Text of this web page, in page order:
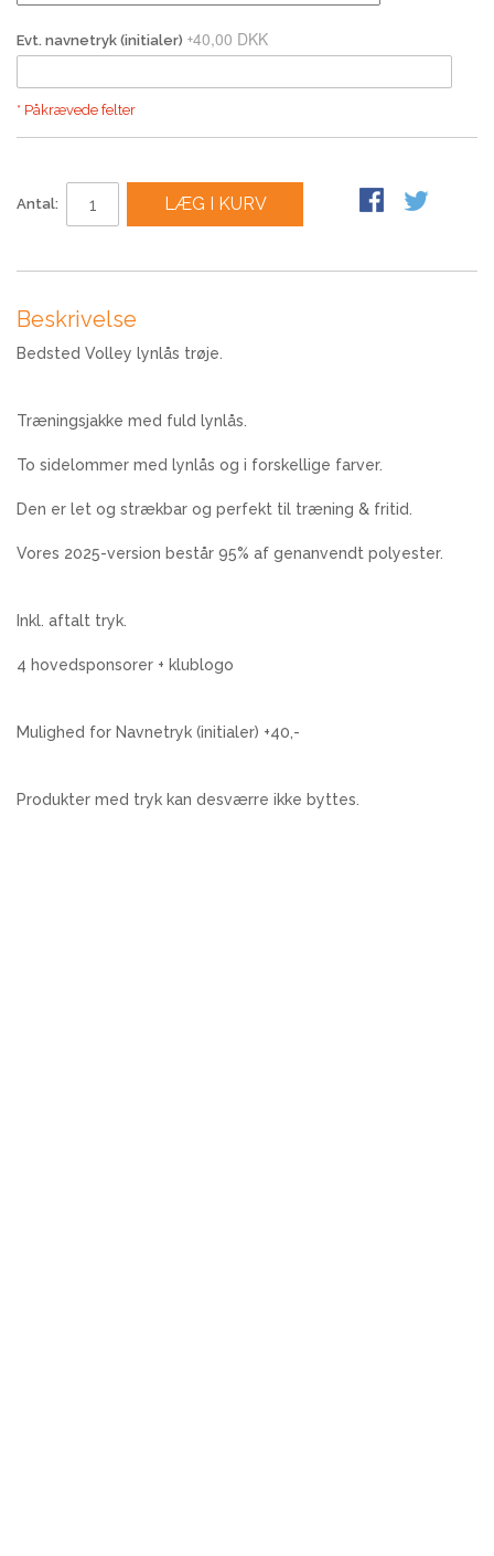
Evt. navnetryk (initialer) +40,00 DKK
* Påkrævede felter
Antal: LÆG I KURV
Beskrivelse
Bedsted Volley lynlås trøje.
Træningsjakke med fuld lynlås.
To sidelommer med lynlås og i forskellige farver.
Den er let og strækbar og perfekt til træning & fritid.
Vores 2025-version består 95% af genanvendt polyester.
Inkl. aftalt tryk.
4 hovedsponsorer + klublogo
Mulighed for Navnetryk (initialer) +40,-
Produkter med tryk kan desværre ikke byttes.